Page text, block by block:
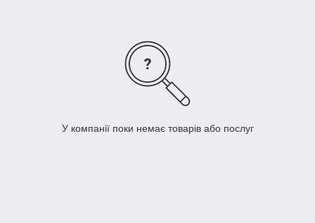
У компанії поки немає товарів або послуг